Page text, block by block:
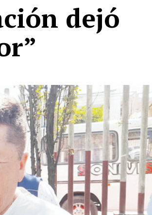
dejó